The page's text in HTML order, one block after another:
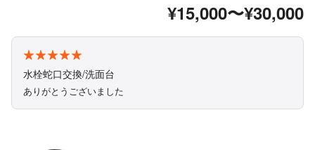
ます！ぜひ当店にお任せください まずはお
¥15,000〜¥30,000
水栓蛇口交換/洗面台
ありがとうございました